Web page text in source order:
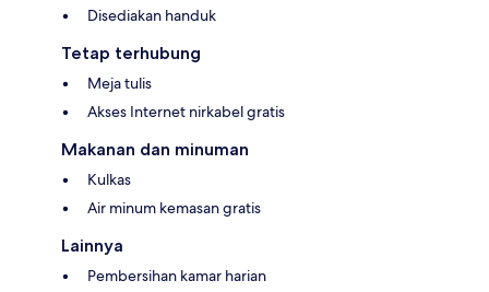
Disediakan handuk
Tetap terhubung
Meja tulis
Akses Internet nirkabel gratis
Makanan dan minuman
Kulkas
Air minum kemasan gratis
Lainnya
Pembersihan kamar harian